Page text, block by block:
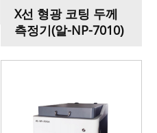
X선 형광 코팅 두께
측정기(알-NP-7010)